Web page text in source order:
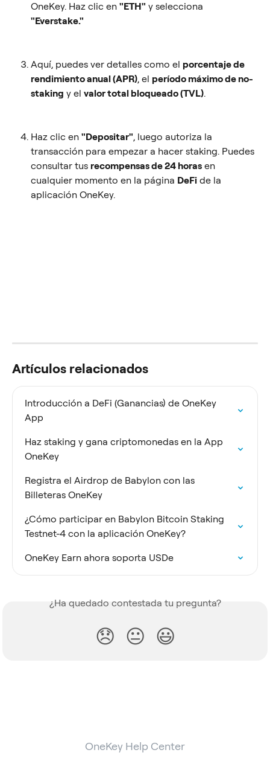
OneKey. Haz clic en "ETH" y selecciona
"Everstake."
Aquí, puedes ver detalles como el porcentaje de
rendimiento anual (APR), el período máximo de no-
staking y el valor total bloqueado (TVL).
Haz clic en "Depositar", luego autoriza la
transacción para empezar a hacer staking. Puedes
consultar tus recompensas de 24 horas en
cualquier momento en la página DeFi de la
aplicación OneKey.
Artículos relacionados
Introducción a DeFi (Ganancias) de OneKey
App
Haz staking y gana criptomonedas en la App
OneKey
Registra el Airdrop de Babylon con las
Billeteras OneKey
¿Cómo participar en Babylon Bitcoin Staking
Testnet-4 con la aplicación OneKey?
OneKey Earn ahora soporta USDe
¿Ha quedado contestada tu pregunta?
😞 😐 😃
OneKey Help Center